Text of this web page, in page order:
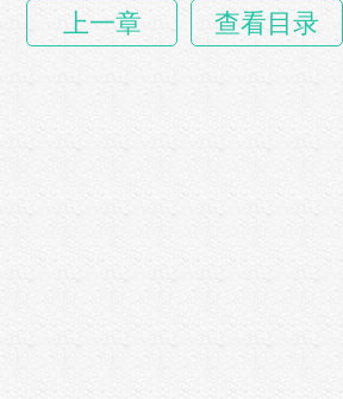
上一章 查看目录